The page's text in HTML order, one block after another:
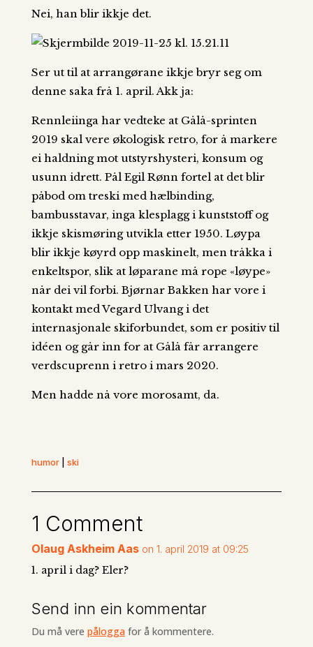
Nei, han blir ikkje det.
Ser ut til at arrangørane ikkje bryr seg om
denne saka frå 1. april. Akk ja:
Rennleiinga har vedteke at Gålå-sprinten
2019 skal vere økologisk retro, for å markere
ei haldning mot utstyrshysteri, konsum og
usunn idrett. Pål Egil Rønn fortel at det blir
påbod om treski med hælbinding,
bambusstavar, inga klesplagg i kunststoff og
ikkje skismøring utvikla etter 1950. Løypa
blir ikkje køyrd opp maskinelt, men tråkka i
enkeltspor, slik at løparane må rope «løype»
når dei vil forbi. Bjørnar Bakken har vore i
kontakt med Vegard Ulvang i det
internasjonale skiforbundet, som er positiv til
idéen og går inn for at Gålå får arrangere
verdscuprenn i retro i mars 2020.
Men hadde nå vore morosamt, da.
humor| ski
1 Comment
Olaug Askheim Aas on 1. april 2019 at 09:25
1. april i dag? Eler?
Send inn ein kommentar
Du må vere påloggafor å kommentere.